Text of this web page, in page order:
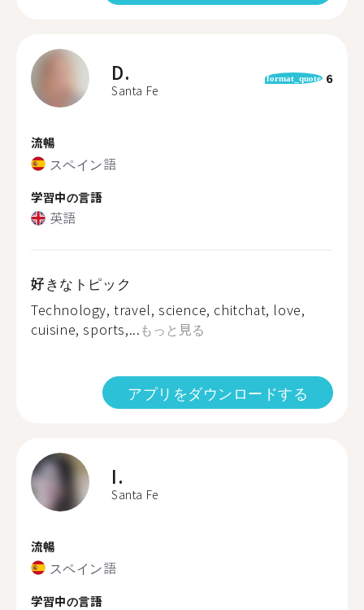
D.
Santa Fe
format_quote 6
流暢
スペイン語
学習中の言語
英語
好きなトピック
Technology, travel, science, chitchat, love,
cuisine, sports,...もっと見る
アプリをダウンロードする
I.
Santa Fe
流暢
スペイン語
学習中の言語